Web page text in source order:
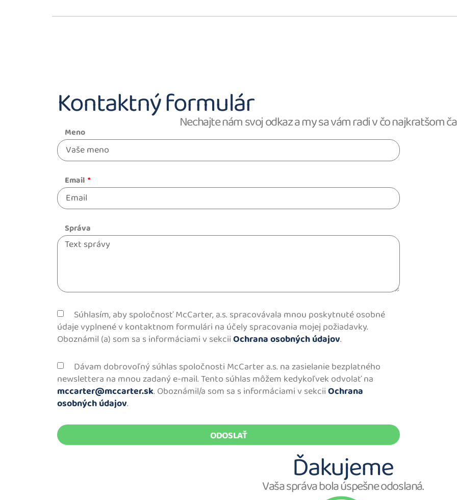
Kontaktný formulárNechajte nám svoj odkaz a my sa vám radi v čo najkratšom
Meno
Email
Správa
Súhlasím, aby spoločnosť McCarter, a.s. spracovávala mnou poskytnuté osobné
údaje vyplnené v kontaktnom formulári na účely spracovania mojej požiadavky.
Oboznámil (a) som sa s informáciami v sekciiOchrana osobných údajov.
Dávam dobrovoľný súhlas spoločnosti McCarter a.s. na zasielanie bezplatného
newslettera na mnou zadaný e-mail. Tento súhlas môžem kedykoľvek odvolať na
mccarter@mccarter.sk. Oboznámil/a som sa s informáciami v sekciiOchrana
osobných údajov.
ODOSLAŤ
Ďakujeme
Vaša správa bola úspešne odoslaná.